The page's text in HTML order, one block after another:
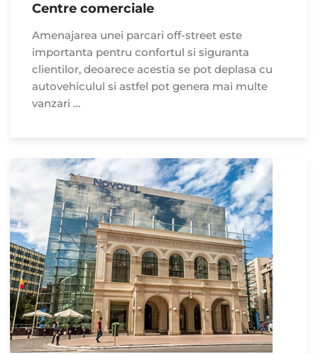
Centre comerciale
Amenajarea unei parcari off-street este
importanta pentru confortul si siguranta
clientilor, deoarece acestia se pot deplasa cu
autovehiculul si astfel pot genera mai multe
vanzari …